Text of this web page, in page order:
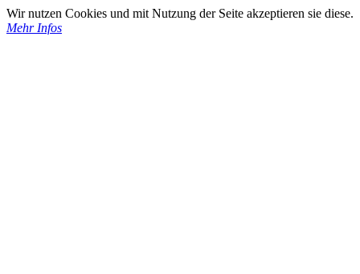
Wir nutzen Cookies und mit Nutzung der Seite akzeptieren sie diese.
Mehr Infos